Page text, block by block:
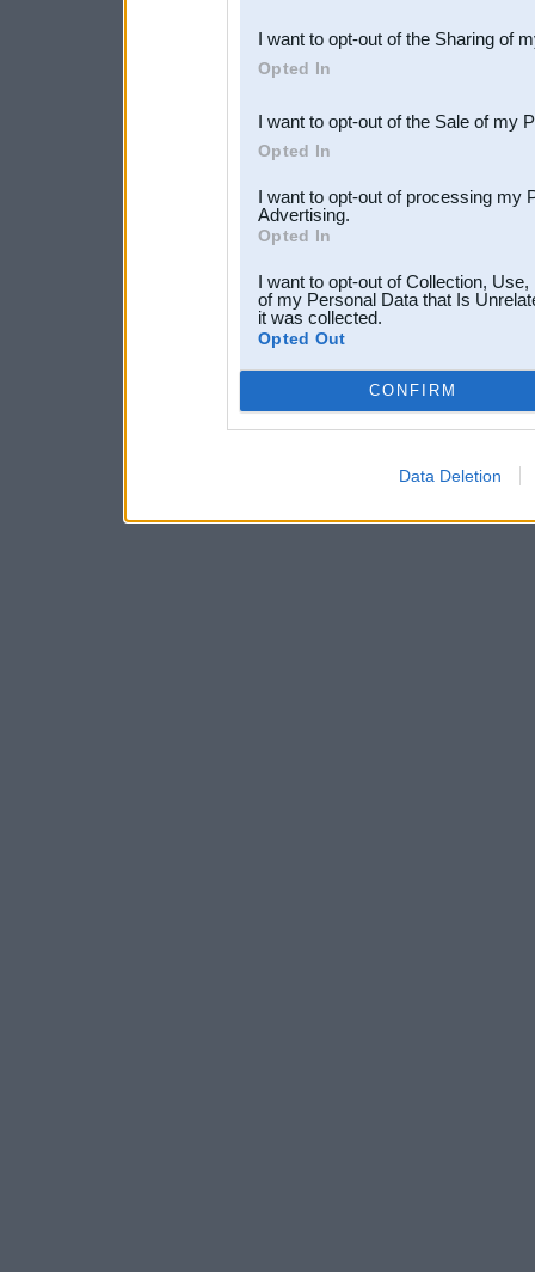
Downstream Participants
third parties.
I want to opt-out of the Sharing of
Opted In
I want to opt-out of the Sale of my
Opted In
I want to opt-out of processing my
Advertising.
Opted In
I want to opt-out of Collection,
of my Personal Data that Is
it was collected.
Opted Out
CONFIRM
Data Deletion